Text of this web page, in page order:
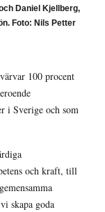
Daniel Kjellberg,
Foto: Nils Petter
100 procent
i Sverige och som
och kraft, till
skapa goda